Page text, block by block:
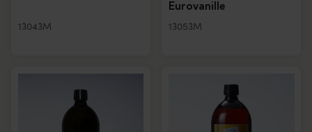
13043M
Eurovanille
13053M